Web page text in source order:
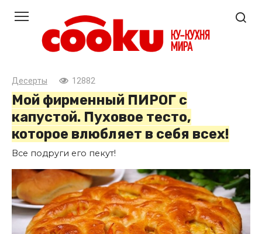
контенту
Десерты 12882
Мой фирменный ПИРОГ с
капустой. Пуховое тесто,
которое влюбляет в себя всех!
Все подруги его пекут!